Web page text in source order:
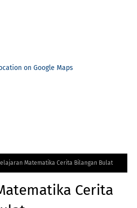
on Google Maps
Matematika Cerita Bilangan Bulat
Cerita